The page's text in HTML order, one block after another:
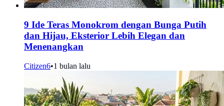
9 Ide Teras Monokrom dengan Bunga Putih
dan Hijau, Eksterior Lebih Elegan dan
Menenangkan
Citizen6•1 bulan lalu